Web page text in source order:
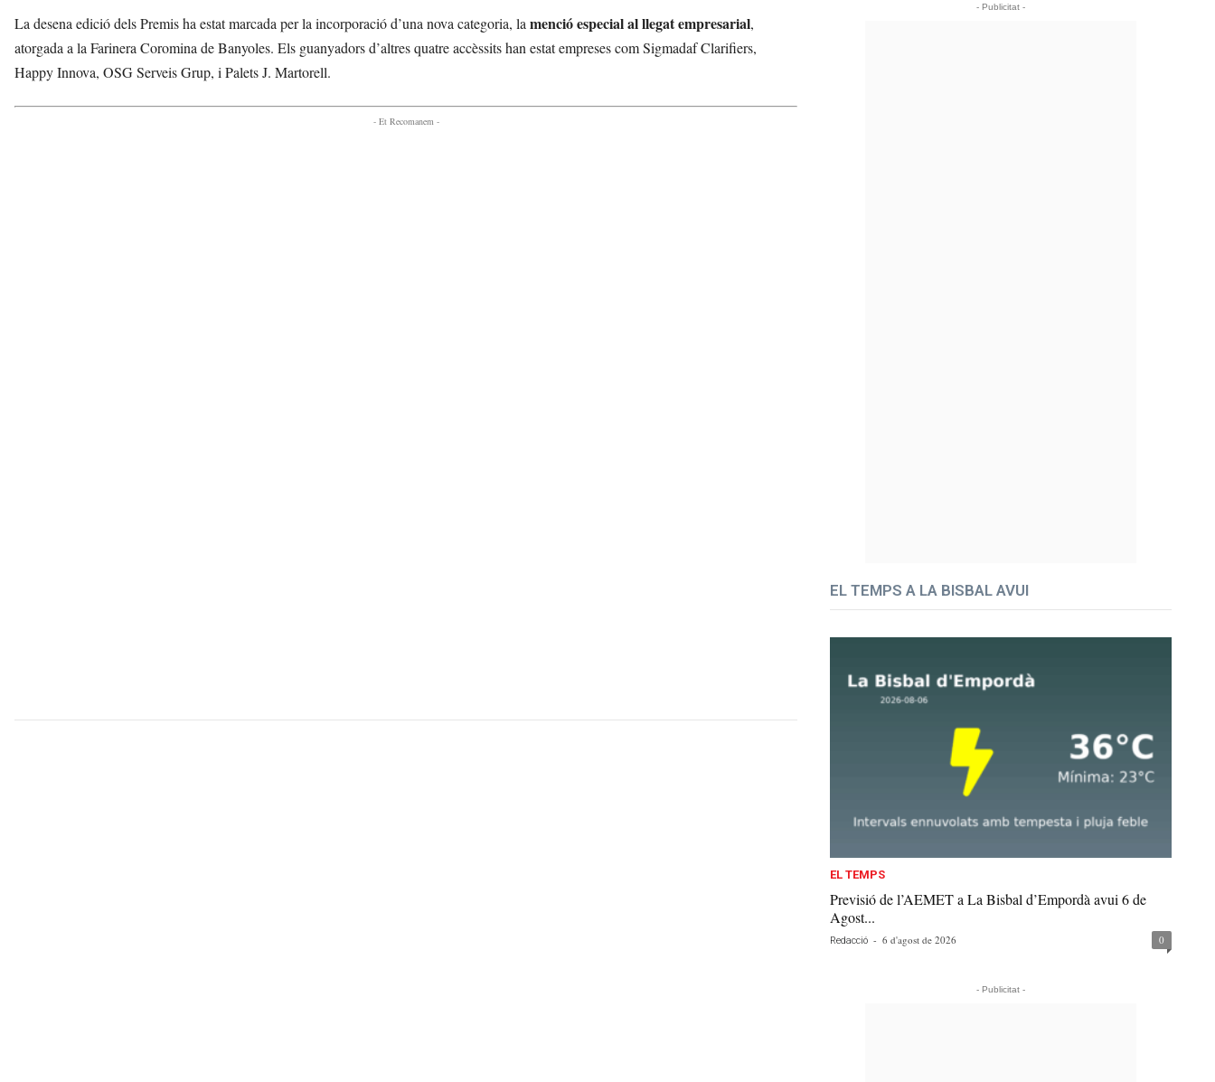
La desena edició dels Premis ha estat marcada per la incorporació d’una nova categoria, la menció especial al llegat empresarial,
atorgada a la Farinera Coromina de Banyoles. Els guanyadors d’altres quatre accèssits han estat empreses com Sigmadaf Clarifiers,
Happy Innova, OSG Serveis Grup, i Palets J. Martorell.
- Et Recomanem -
- Publicitat -
EL TEMPS A LA BISBAL AVUI
EL TEMPS
Previsió de l’AEMET a La Bisbal d’Empordà avui 6 de
Agost...
Redacció - 6 d'agost de 2026 0
- Publicitat -